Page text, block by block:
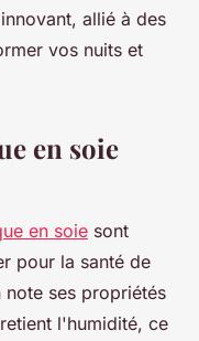
allié à des
vos nuits et
en soie
en soie sont
pour la santé de
ses propriétés
l'humidité, ce